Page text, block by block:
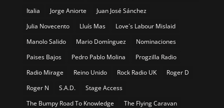
Italia
Jorge Aniorte
Juan José Sánchez
Julia Novecento
Lluís Mas
Love´s Labour Mislaid
Manolo Salido
Mario Domínguez
Nominaciones
Paises Bajos
Pedro Pablo Molina
Progzilla Radio
Radio Mirage
Reino Unido Rock Radio UK
Roger D
Roger N
S.A.D.
Stage Access
The Bumpy Road To Knowledge
The Flying Caravan